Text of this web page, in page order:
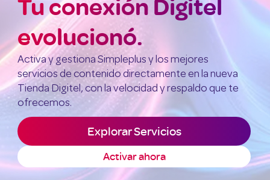
Tu conexión Digitel
evolucionó.
Activa y gestiona Simpleplus y los mejores
servicios de contenido directamente en la nueva
Tienda Digitel, con la velocidad y respaldo que te
ofrecemos.
Explorar Servicios
Activar ahora